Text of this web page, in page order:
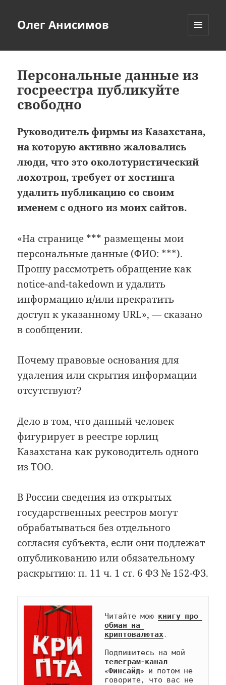
Олег Анисимов
Персональные данные из
госреестра публикуйте
свободно
Руководитель фирмы из Казахстана,
на которую активно жаловались
люди, что это околотуристический
лохотрон, требует от хостинга
удалить публикацию со своим
именем с одного из моих сайтов.
«На странице *** размещены мои
персональные данные (ФИО: ***).
Прошу рассмотреть обращение как
notice-and-takedown и удалить
информацию и/или прекратить
доступ к указанному URL», — сказано
в сообщении.
Почему правовые основания для
удаления или скрытия информации
отсутствуют?
Дело в том, что данный человек
фигурирует в реестре юрлиц
Казахстана как руководитель одного
из ТОО.
В России сведения из открытых
государственных реестров могут
обрабатываться без отдельного
согласия субъекта, если они подлежат
опубликованию или обязательному
раскрытию: п. 11 ч. 1 ст. 6 ФЗ № 152-ФЗ.
Читайте мою книгу про
обман на
криптовалютах.
телеграм-канал
«Финсайд» и потом не
говорите, что вас не